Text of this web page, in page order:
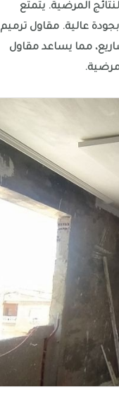
المرضية. يتمتع
عالية. مقاول ترميم
مما يساعد مقاول
مرضية.